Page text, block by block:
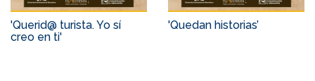
'Querid@ turista. Yo sí
creo en ti'
'Quedan historias’